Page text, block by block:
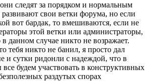
следят за порядком и нормальным
свои ветки форума, но если
вот бардак, то вмешиваются, если не
этой ветки или администраторы,
в данном случае никто не возражает.
тебя никто не банил, я просто дал
и сутки ридонли с надеждой, что в
будем участвовать в конструктивных
раздутых спорах